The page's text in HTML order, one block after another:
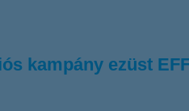
kampány ezüst